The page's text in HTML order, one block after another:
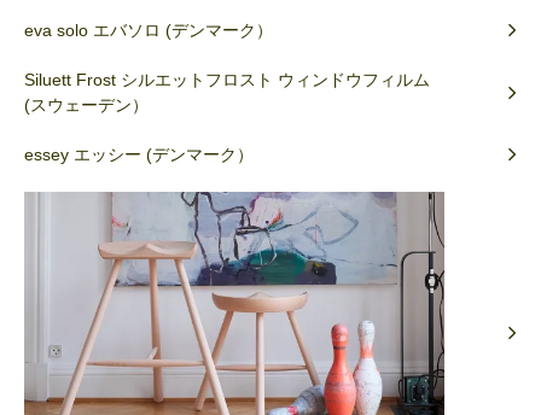
eva solo エバソロ (デンマーク）
Siluett Frost シルエットフロスト ウィンドウフィルム
(スウェーデン）
essey エッシー (デンマーク）